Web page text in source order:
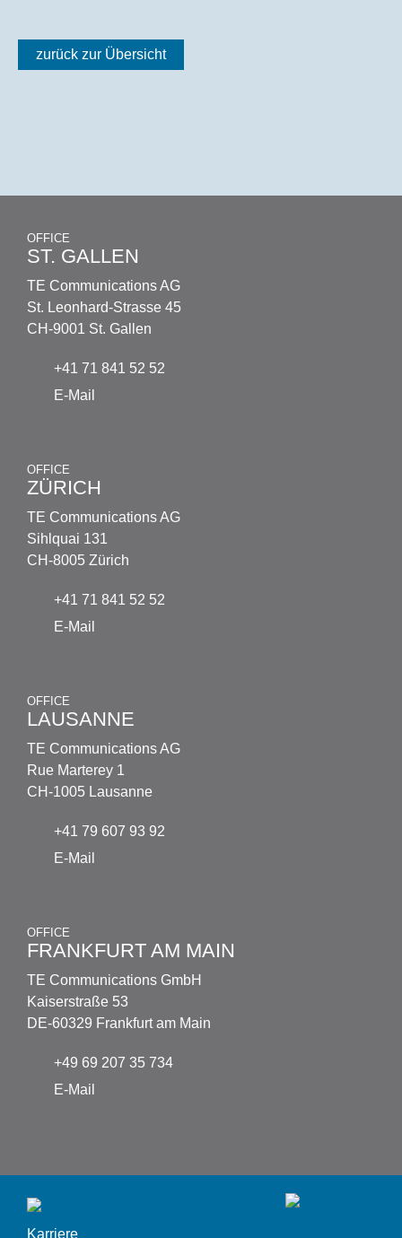
zurück zur Übersicht
OFFICE
ST. GALLEN
TE Communications AG
St. Leonhard-Strasse 45
CH-9001 St. Gallen
+41 71 841 52 52
E-Mail
OFFICE
ZÜRICH
TE Communications AG
Sihlquai 131
CH-8005 Zürich
+41 71 841 52 52
E-Mail
OFFICE
LAUSANNE
TE Communications AG
Rue Marterey 1
CH-1005 Lausanne
+41 79 607 93 92
E-Mail
OFFICE
FRANKFURT AM MAIN
TE Communications GmbH
Kaiserstraße 53
DE-60329 Frankfurt am Main
+49 69 207 35 734
E-Mail
Karriere